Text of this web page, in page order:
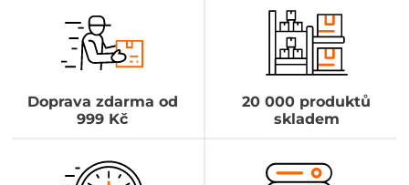
Doprava zdarma od
999 Kč
20 000 produktů
skladem